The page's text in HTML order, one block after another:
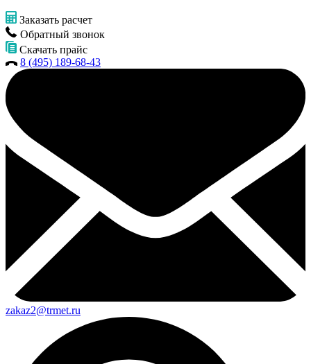
Заказать расчет
Обратный звонок
Скачать прайс
8 (495) 189-68-43
zakaz2@trmet.ru